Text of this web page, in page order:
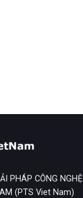
PHÁP CÔNG NGHỆ
(PTS Viet Nam)